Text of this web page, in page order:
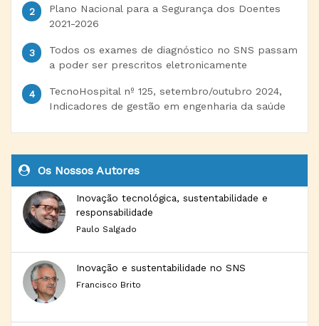
Plano Nacional para a Segurança dos Doentes
2021-2026
Todos os exames de diagnóstico no SNS passam
a poder ser prescritos eletronicamente
TecnoHospital nº 125, setembro/outubro 2024,
Indicadores de gestão em engenharia da saúde
Os Nossos Autores
Inovação tecnológica, sustentabilidade e
responsabilidade
Paulo Salgado
Inovação e sustentabilidade no SNS
Francisco Brito